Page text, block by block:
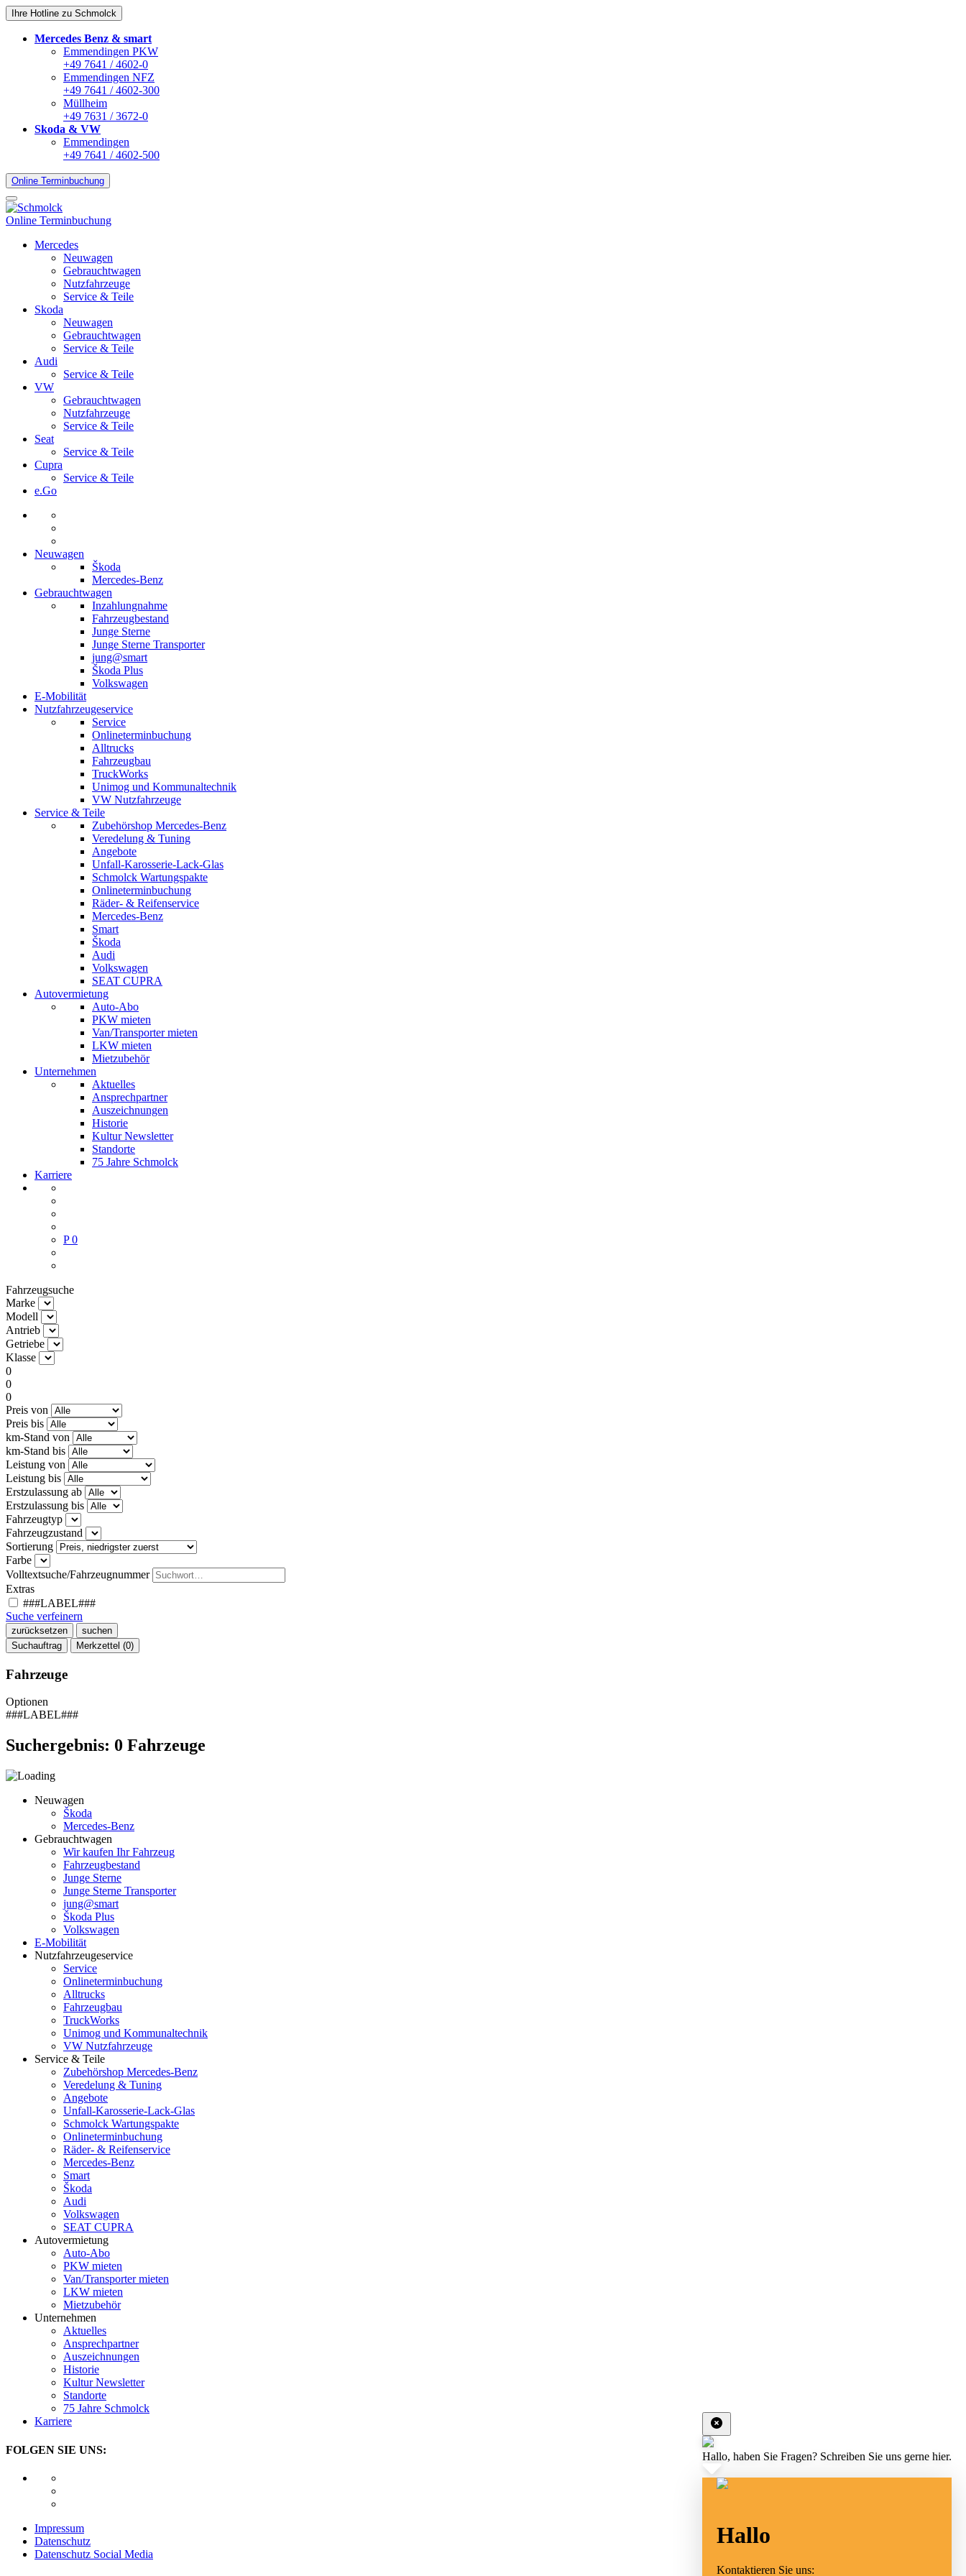
Ihre Hotline zu Schmolck
Mercedes Benz & smart
Emmendingen PKW
+49 7641 / 4602-0
Emmendingen NFZ
+49 7641 / 4602-300
Müllheim
+49 7631 / 3672-0
Skoda & VW
Emmendingen
+49 7641 / 4602-500
Online Terminbuchung
Online Terminbuchung
Mercedes
Neuwagen
Gebrauchtwagen
Nutzfahrzeuge
Service & Teile
Skoda
Neuwagen
Gebrauchtwagen
Service & Teile
Audi
Service & Teile
VW
Gebrauchtwagen
Nutzfahrzeuge
Service & Teile
Seat
Service & Teile
Cupra
Service & Teile
e.Go
Neuwagen
Škoda
Mercedes-Benz
Gebrauchtwagen
Inzahlungnahme
Fahrzeugbestand
Junge Sterne
Junge Sterne Transporter
jung@smart
Škoda Plus
Volkswagen
E-Mobilität
Nutzfahrzeugeservice
Service
Onlineterminbuchung
Alltrucks
Fahrzeugbau
TruckWorks
Unimog und Kommunaltechnik
VW Nutzfahrzeuge
Service & Teile
Zubehörshop Mercedes-Benz
Veredelung & Tuning
Angebote
Unfall-Karosserie-Lack-Glas
Schmolck Wartungspakte
Onlineterminbuchung
Räder- & Reifenservice
Mercedes-Benz
Smart
Škoda
Audi
Volkswagen
SEAT CUPRA
Autovermietung
Auto-Abo
PKW mieten
Van/Transporter mieten
LKW mieten
Mietzubehör
Unternehmen
Aktuelles
Ansprechpartner
Auszeichnungen
Historie
Kultur Newsletter
Standorte
75 Jahre Schmolck
Karriere
P 0
Fahrzeugsuche
Marke
Modell
Antrieb
Getriebe
Klasse
0
0
0
Preis von
Preis bis
km-Stand von
km-Stand bis
Leistung von
Leistung bis
Erstzulassung ab
Erstzulassung bis
Fahrzeugtyp
Fahrzeugzustand
Sortierung
Farbe
Volltextsuche/Fahrzeugnummer
Extras
###LABEL###
Suche verfeinern
zurücksetzen
suchen
Suchauftrag
Merkzettel (0)
Fahrzeuge
Optionen
###LABEL###
Suchergebnis: 0 Fahrzeuge
Neuwagen
Škoda
Mercedes-Benz
Gebrauchtwagen
Wir kaufen Ihr Fahrzeug
Fahrzeugbestand
Junge Sterne
Junge Sterne Transporter
jung@smart
Škoda Plus
Volkswagen
E-Mobilität
Nutzfahrzeugeservice
Service
Onlineterminbuchung
Alltrucks
Fahrzeugbau
TruckWorks
Unimog und Kommunaltechnik
VW Nutzfahrzeuge
Service & Teile
Zubehörshop Mercedes-Benz
Veredelung & Tuning
Angebote
Unfall-Karosserie-Lack-Glas
Schmolck Wartungspakte
Onlineterminbuchung
Räder- & Reifenservice
Mercedes-Benz
Smart
Škoda
Audi
Volkswagen
SEAT CUPRA
Autovermietung
Auto-Abo
PKW mieten
Van/Transporter mieten
LKW mieten
Mietzubehör
Unternehmen
Aktuelles
Ansprechpartner
Auszeichnungen
Historie
Kultur Newsletter
Standorte
75 Jahre Schmolck
Karriere
FOLGEN SIE UNS:
Impressum
Datenschutz
Datenschutz Social Media
Hallo, haben Sie Fragen? Schreiben Sie uns gerne hier.
Hallo
Kontaktieren Sie uns: